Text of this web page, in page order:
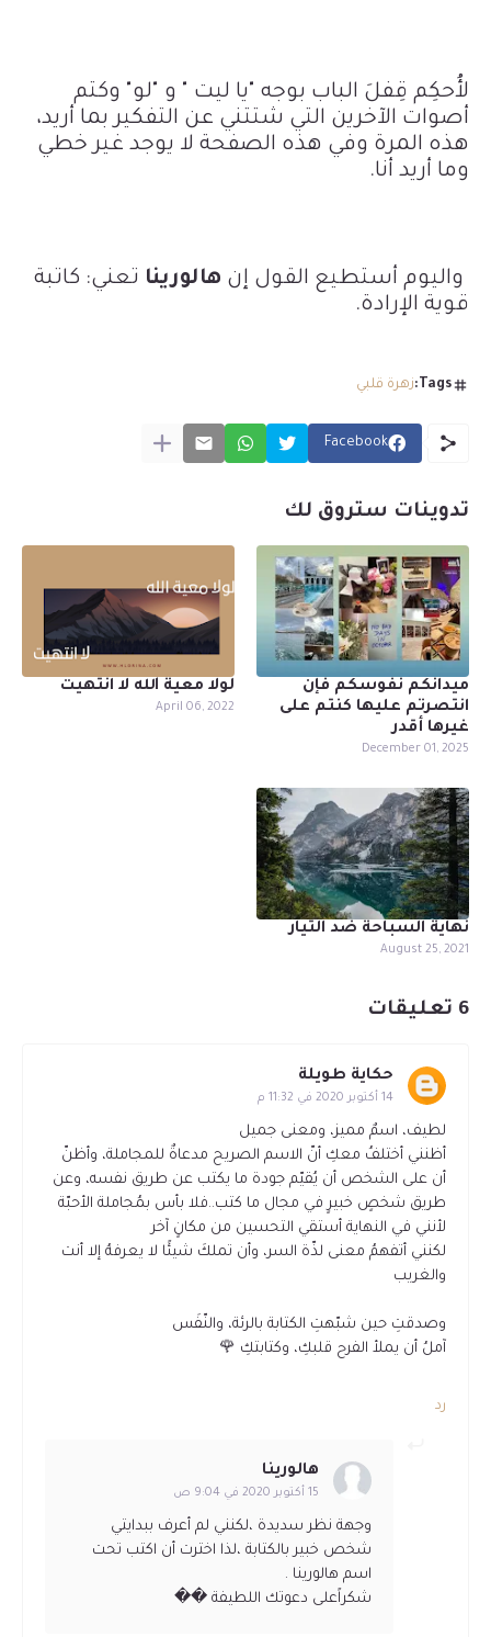
لأُحكِم قِفلَ الباب بوجه "يا ليت " و "لو" وكتم
أصوات الآخرين التي شتتني عن التفكير بما أريد،
هذه المرة وفي هذه الصفحة لا يوجد غير خطي
وما أريد أنا.
واليوم أستطيع القول إن هالورينا تعني: كاتبة
قوية الإرادة.
Tags: زهرة قلبي
Facebook
تدوينات ستروق لك
ميدانكم نفوسكم فإن
انتصرتم عليها كنتم على
غيرها أقدر
December 01, 2025
لولا معية الله لا انتهيت
April 06, 2022
نهاية السباحة ضد التيار
August 25, 2021
6 تعليقات
حكاية طويلة
14 أكتوبر 2020 في 11:32 م
لطيف، اسمٌ مميز، ومعنى جميل
أظنني أختلفُ معكِ أنّ الاسم الصريح مدعاةٌ للمجاملة، وأظنّ
أن على الشخص أن يُقيّم جودة ما يكتب عن طريق نفسه، وعن
طريق شخصٍ خبيرٍ في مجال ما كتب..فلا بأس بمُجاملة الأحبّة
لأنني في النهاية أستقي التحسين من مكانٍ آخر
لكنني أتفهمُ معنى لذّة السر، وأن تملكَ شيئًا لا يعرفهُ إلا أنت
والغريب
وصدقتِ حين شبّهتِ الكتابة بالرئة، والنّفَس
آملُ أن يملأ الفرح قلبكِ، وكتابتكِ 🌹
رد
هالورينا
15 أكتوبر 2020 في 9:04 ص
وجهة نظر سديدة ،لكنني لم أعرف ببدايتي
شخص خبير بالكتابة ،لذا اخترت أن اكتب تحت
اسم هالورينا .
شكراًعلى دعوتك اللطيفة ��